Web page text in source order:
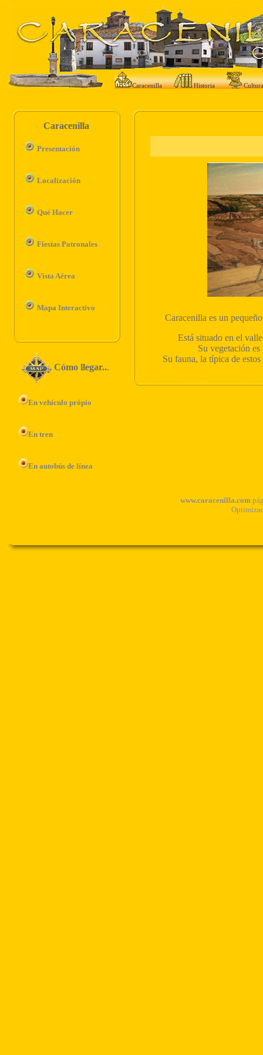
Caracenilla Historia
Caracenilla
Presentación
Localización
Qué Hacer
Fiestas Patronales
Vista Aérea
Mapa Interactivo
Cómo llegar...
En vehículo própio
En tren
En autobús de línea
www.caracenilla.com